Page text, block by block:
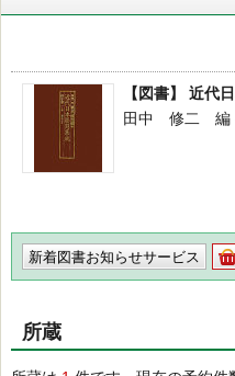
【図書】 近代
田中 修二 編
新着図書お知らせサービス
所蔵